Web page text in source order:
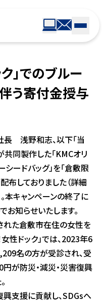
」でのブルー
う寄付金授与
浅野和志、以下「当
共同製作した「KMCオリ
ードバッグ」を「倉敷限
布しておりました（詳細
本キャンペーンの終了に
お知らせいたします。
れた倉敷市在住の女性を
性ドック」では、2023年6
名の方が受診され、受
が防災・減災・災害復興
支援に貢献し、SDGsへ